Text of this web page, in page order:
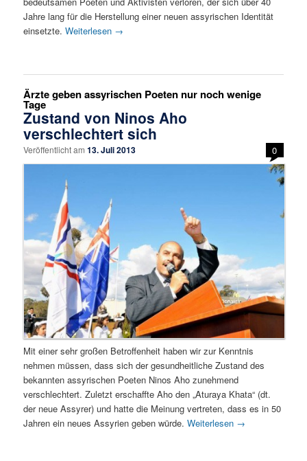
Jahre lang für die Herstellung einer neuen assyrischen Identität
einsetzte.Weiterlesen →
Ärzte geben assyrischen Poeten nur noch wenige
Tage
Zustand von Ninos Aho
verschlechtert sich
Veröffentlicht am13. Juli 2013 0
Mit einer sehr großen Betroffenheit haben wir zur Kenntnis
nehmen müssen, dass sich der gesundheitliche Zustand des
bekannten assyrischen Poeten Ninos Aho zunehmend
verschlechtert. Zuletzt erschaffte Aho den „Aturaya Khata“ (dt.
der neue Assyrer) und hatte die Meinung vertreten, dass es in 50
Jahren ein neues Assyrien geben würde.Weiterlesen →